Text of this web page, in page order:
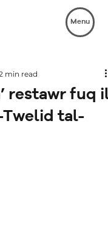
Menu
restawr fuq
tal-
min read